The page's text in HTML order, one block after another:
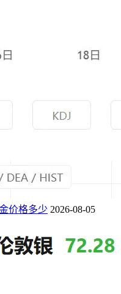
价格多少 2026-08-05